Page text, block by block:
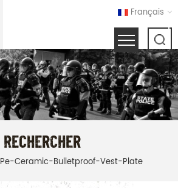
Français
RECHERCHER
Pe-Ceramic-Bulletproof-Vest-Plate